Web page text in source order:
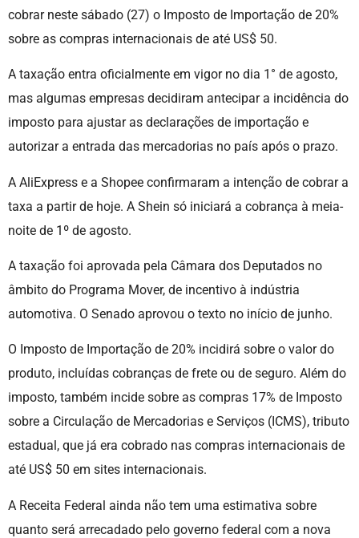
cobrar neste sábado (27) o Imposto de Importação de 20%
sobre as compras internacionais de até US$ 50.
A taxação entra oficialmente em vigor no dia 1° de agosto,
mas algumas empresas decidiram antecipar a incidência do
imposto para ajustar as declarações de importação e
autorizar a entrada das mercadorias no país após o prazo.
A AliExpress e a Shopee confirmaram a intenção de cobrar a
taxa a partir de hoje. A Shein só iniciará a cobrança à meia-
noite de 1º de agosto.
A taxação foi aprovada pela Câmara dos Deputados no
âmbito do Programa Mover, de incentivo à indústria
automotiva. O Senado aprovou o texto no início de junho.
O Imposto de Importação de 20% incidirá sobre o valor do
produto, incluídas cobranças de frete ou de seguro. Além do
imposto, também incide sobre as compras 17% de Imposto
sobre a Circulação de Mercadorias e Serviços (ICMS), tributo
estadual, que já era cobrado nas compras internacionais de
até US$ 50 em sites internacionais.
A Receita Federal ainda não tem uma estimativa sobre
quanto será arrecadado pelo governo federal com a nova